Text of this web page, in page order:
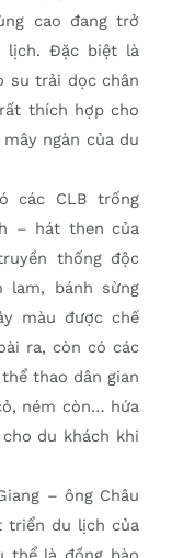
cao đang trở
lịch. Đặc biệt là
su trải dọc chân
thích hợp cho
ngàn của du
các CLB trống
– hát then của
thống độc
lam, bánh sừng
màu được chế
ra, còn có các
thao dân gian
ném còn… hứa
du khách khi
– ông Châu
triển du lịch của